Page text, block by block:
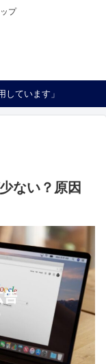
プ
しています」
ない？原因